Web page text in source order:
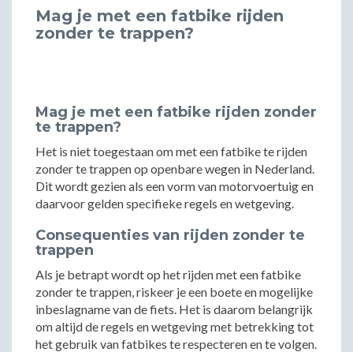
Mag je met een fatbike rijden
zonder te trappen?
Mag je met een fatbike rijden zonder
te trappen?
Het is niet toegestaan om met een fatbike te rijden
zonder te trappen op openbare wegen in Nederland.
Dit wordt gezien als een vorm van motorvoertuig en
daarvoor gelden specifieke regels en wetgeving.
Consequenties van rijden zonder te
trappen
Als je betrapt wordt op het rijden met een fatbike
zonder te trappen, riskeer je een boete en mogelijke
inbeslagname van de fiets. Het is daarom belangrijk
om altijd de regels en wetgeving met betrekking tot
het gebruik van fatbikes te respecteren en te volgen.